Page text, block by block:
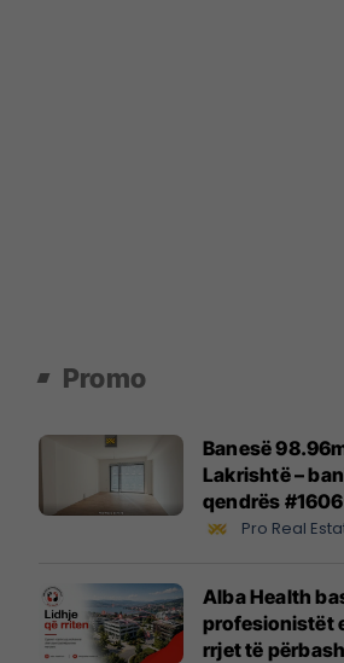
Promo
Banesë
Lakrishtë –
qendrës
Pro Real
Alba Health
profesionistët
rrjet të